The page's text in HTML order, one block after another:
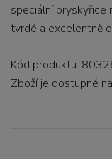
speciální pryskyřice
tvrdé a excelentně
Kód produktu:
Zboží je dostupné